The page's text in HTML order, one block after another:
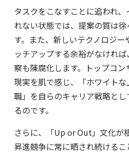
タスクをこなすことに追われ
れない状態では、提案の質は
す。また、新しいテクノロジ
ッチアップする余裕がなけれ
察も陳腐化します。トップコ
現実を肌で感じ、「ホワイト
職」を自らのキャリア戦略と
るのです。
さらに、「Up or Out」文化が
昇進競争に常に晒され続ける